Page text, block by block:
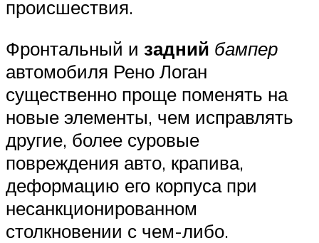
происшествия.
Фронтальный и задний бампер
автомобиля Рено Логан
существенно проще поменять на
новые элементы, чем исправлять
другие, более суровые
повреждения авто, крапива,
деформацию его корпуса при
несанкционированном
столкновении с чем-либо.